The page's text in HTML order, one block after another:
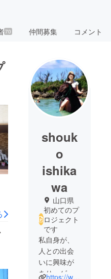
70 仲間募集 コメント
shouk
o
ishika
wa
山口県
初めてのプ
ロジェクト
です
私自身が、
人との出会
いに興味が
あり、ゲス https://www.facebook.com/ishikawa.suu